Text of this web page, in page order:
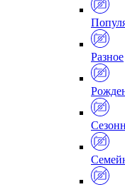
Разное